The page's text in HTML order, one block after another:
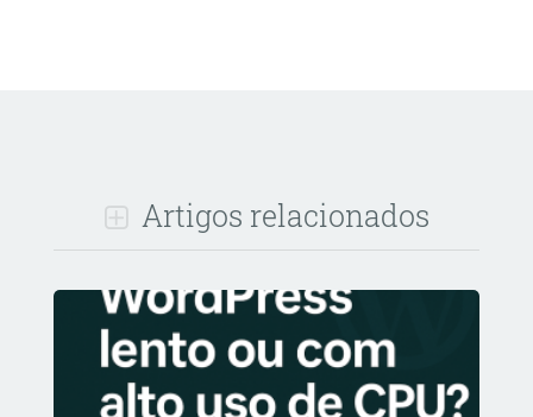
Artigos relacionados